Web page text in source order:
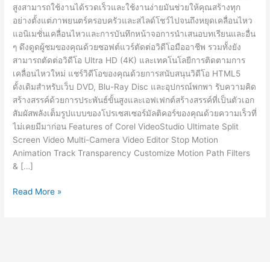
สูงสามารถใช้งานได้รวดเร็วและใช้งานง่ายมันช่วยให้คุณสร้างทุก
อย่างตั้งแต่ภาพยนตร์ครอบครัวและสไลด์โชว์ไปจนถึงหยุดเคลื่อนไหว
แอนิเมชั่นเคลื่อนไหวและการบันทึกหน้าจอการนำเสนอบทเรียนและอื่น
ๆ ดึงดูดผู้ชมของคุณด้วยซอฟต์แวร์ตัดต่อวิดีโอมืออาชีพ รวมทั้งยัง
สามารถตัดต่อวิดีโอ Ultra HD (4K) และเทคโนโลยีการติดตามการ
เคลื่อนไหวใหม่ แชร์วิดีโอของคุณด้วยการสนับสนุนวิดีโอ HTML5
ดั้งเดิมสำหรับเว็บ DVD, Blu-Ray Disc และอุปกรณ์พกพา รับความคิด
สร้างสรรค์ด้วยการประพันธ์ขั้นสูงและเอฟเฟกต์สร้างสรรค์ที่เป็นตัวเอก
สัมผัสพลังเต็มรูปแบบของโปรเซสเซอร์มัลติคอร์ของคุณด้วยความเร็วที่
ไม่เคยมีมาก่อน Features of Corel VideoStudio Ultimate Split
Screen Video Multi-Camera Video Editor Stop Motion
Animation Track Transparency Customize Motion Path Filters
& […]
Corel
Read More »